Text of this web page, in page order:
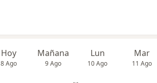
Hoy
8 Ago
Mañana
9 Ago
Lun
10 Ago
Mar
11 Ago